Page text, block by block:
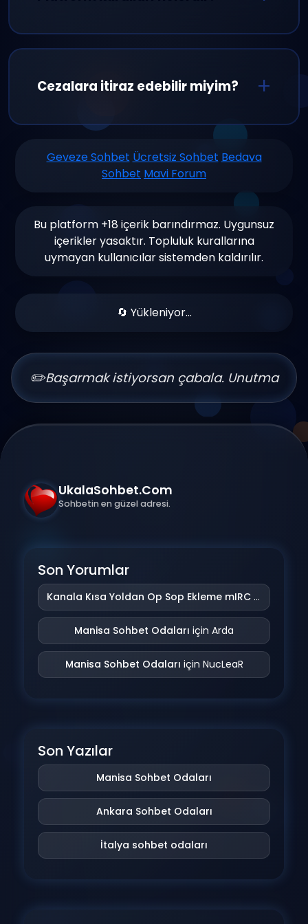
paylaşımının yasak olması ve kişisel bilgi
kurallarımızdır.
Cezalara itiraz edebilir miyim?
Evet, aldığınız cezaları haksız buluyorsanız
destek ekibimize başvurabilirsiniz. Tüm
başvurular detaylı incelenir ve en kısa
Geveze Sohbet Ücretsiz Sohbet Bedava
Sohbet Mavi Forum
Bu platform +18 içerik barındırmaz. Uygunsuz
içerikler yasaktır. Topluluk kurallarına
uymayan kullanıcılar sistemden kaldırılır.
🔄 Yükleniyor...
✏️Başarmak istiyorsan çabala. Unutma
UkalaSohbet.Com
Sohbetin en güzel adresi.
Son Yorumlar
Kanala Kısa Yoldan Op Sop Ekleme mIRC Addonu
Manisa Sohbet Odaları için Arda
Manisa Sohbet Odaları için NucLeaR
Son Yazılar
Manisa Sohbet Odaları
Ankara Sohbet Odaları
İtalya sohbet odaları